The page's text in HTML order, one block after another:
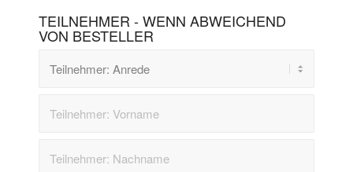
TEILNEHMER - WENN ABWEICHEND
VON BESTELLER